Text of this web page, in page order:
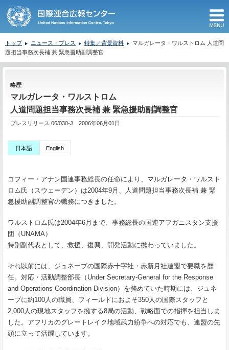
トップ ニュース・プレス 特集／背景資料
マルガレータ・ワルストロム 人道問
題担当事務次長補 兼 緊急援助副調整官
略歴
マルガレータ・ワルストロム
人道問題担当事務次長補 兼 緊急援助副調整官
プレスリリース 06/030-J 2006年06月01日
日本語 English
コフィー・アナン国連事務総長の任命により、マルガレータ・ワルスト
ロム氏（スウェーデン）は2004年9月、人道問題担当事務次長補 兼 緊
急援助副調整官の職務につきました。
ワルストロム氏は2004年6月まで、事務総長の国連アフガニスタン支援
団（UNAMA）
特別副代表として、救援、復興、開発活動に携わっていました。
それ以前には、ジュネーブの国際赤十字社・赤新月社連盟で要職を歴
任。対応・活動調整部長（Under Secretary-General for the Response
and Operations Coordination Division）を務めていた時期には、ジュネ
ーブに約100人の職員、フィールドにおよそ350人の国際スタッフと
2,000人の現地スタッフを擁する8局の活動、戦略面での指揮を担当しま
した。アフリカのグレートレイク地域武力紛争への対応でも、連盟の先
頭に立って活躍しています。